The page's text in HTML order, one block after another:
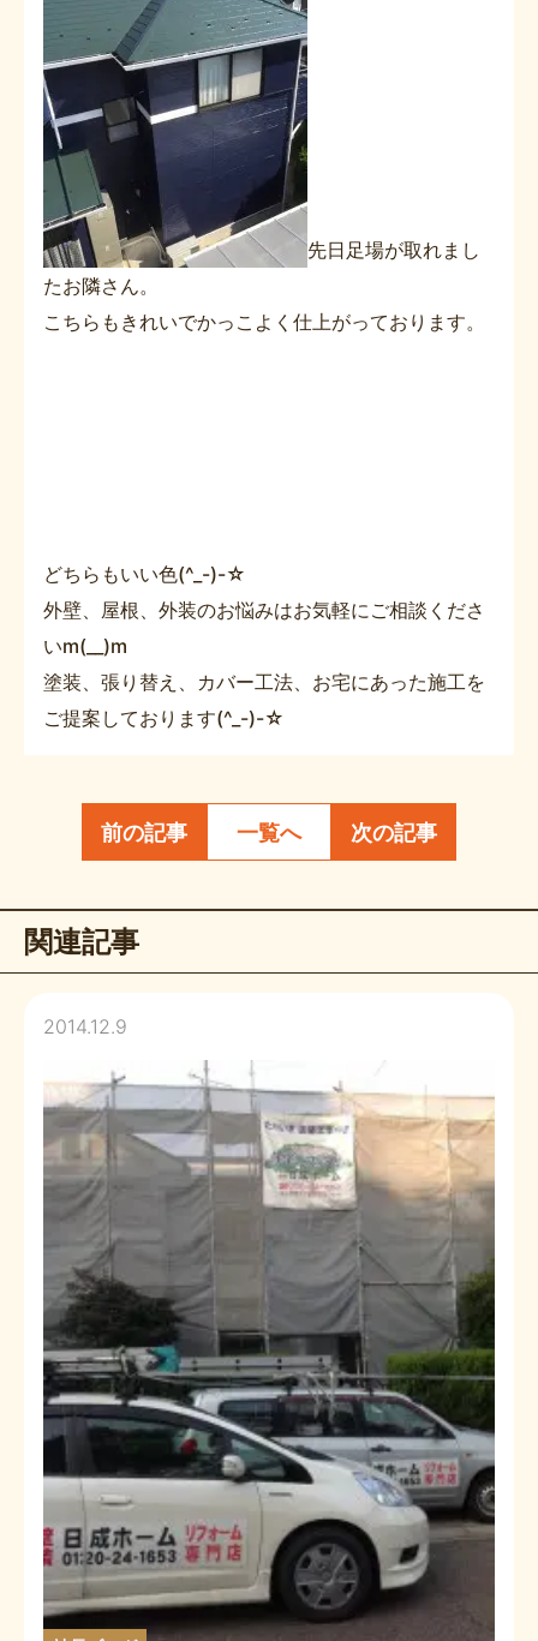
先日足場が取れまし
たお隣さん。
こちらもきれいでかっこよく仕上がっております。
どちらもいい色(^_-)-☆
外壁、屋根、外装のお悩みはお気軽にご相談くださ
いm(__)m
塗装、張り替え、カバー工法、お宅にあった施工を
ご提案しております(^_-)-☆
前の記事 一覧へ 次の記事
関連記事
2014.12.9